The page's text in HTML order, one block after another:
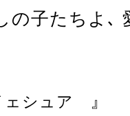
の子たちよ､
ェシュア 』